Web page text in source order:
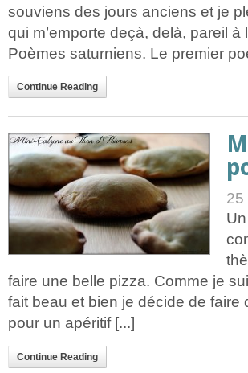
souviens des jours anciens et je
qui m’emporte deçà, delà, pareil
Poèmes saturniens. Le premier
Continue Reading
25
faire une belle pizza. Comme je
fait beau et bien je décide de
pour un apéritif [...]
Continue Reading